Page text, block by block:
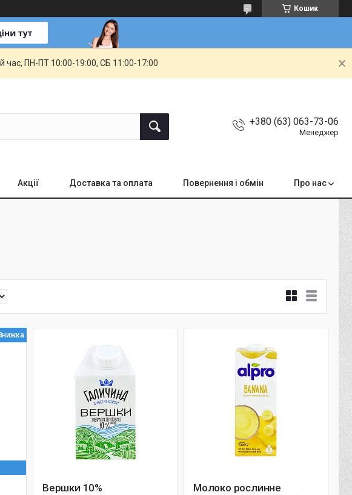
Кошик
ПН-ПТ 10:00-19:00, СБ 11:00-17:00
+380 (63) 063-73-06
Менеджер
Акції Доставка та оплата Повернення і обмін Про нас
Вершки 10%
Молоко рослинне